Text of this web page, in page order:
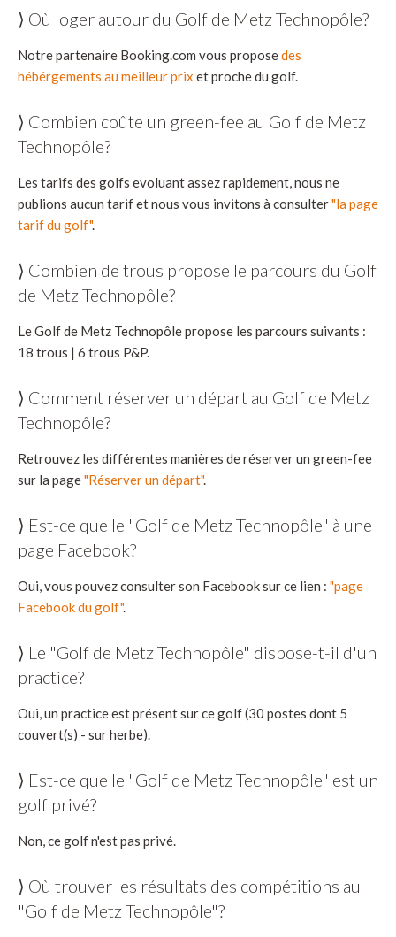
⟩ Où loger autour du Golf de Metz Technopôle?
Notre partenaire Booking.com vous proposedes
hébérgements au meilleur prix et proche du golf.
⟩ Combien coûte un green-fee au Golf de Metz
Technopôle?
Les tarifs des golfs evoluant assez rapidement, nous ne
publions aucun tarif et nous vous invitons à consulter"la page
tarif du golf".
⟩ Combien de trous propose le parcours du Golf
de Metz Technopôle?
Le Golf de Metz Technopôle propose les parcours suivants :
18 trous | 6 trous P&P.
⟩ Comment réserver un départ au Golf de Metz
Technopôle?
Retrouvez les différentes manières de réserver un green-fee
sur la page"Réserver un départ".
⟩ Est-ce que le "Golf de Metz Technopôle" à une
page Facebook?
Oui, vous pouvez consulter son Facebook sur ce lien : "page
Facebook du golf".
⟩ Le "Golf de Metz Technopôle" dispose-t-il d'un
practice?
Oui, un practice est présent sur ce golf (30 postes dont 5
couvert(s) - sur herbe).
⟩ Est-ce que le "Golf de Metz Technopôle" est un
golf privé?
Non, ce golf n'est pas privé.
⟩ Où trouver les résultats des compétitions au
"Golf de Metz Technopôle"?